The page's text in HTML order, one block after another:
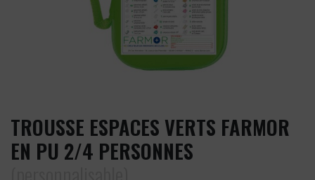
TROUSSE ESPACES VERTS FARMOR
EN PU 2/4 PERSONNES